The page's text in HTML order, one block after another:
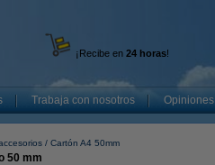
¡Recibe en 24 horas!
Trabaja con nosotros Opiniones
Cartón A4 50mm
50 mm